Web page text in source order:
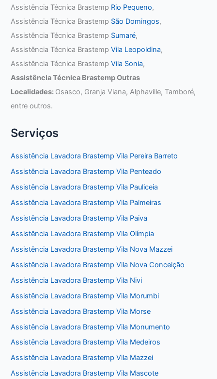
Assistência Técnica Brastemp Rio Pequeno,
Assistência Técnica Brastemp São Domingos,
Assistência Técnica Brastemp Sumaré,
Assistência Técnica BrastempVila Leopoldina,
Assistência Técnica BrastempVila Sonia,
Assistência Técnica Brastemp Outras
Localidades: Osasco, Granja Viana, Alphaville, Tamboré,
entre outros.
Serviços
Assistência Lavadora Brastemp Vila Pereira Barreto
Assistência Lavadora Brastemp Vila Penteado
Assistência Lavadora Brastemp Vila Pauliceia
Assistência Lavadora Brastemp Vila Palmeiras
Assistência Lavadora Brastemp Vila Paiva
Assistência Lavadora Brastemp Vila Olímpia
Assistência Lavadora Brastemp Vila Nova Mazzei
Assistência Lavadora Brastemp Vila Nova Conceição
Assistência Lavadora Brastemp Vila Nivi
Assistência Lavadora Brastemp Vila Morumbi
Assistência Lavadora Brastemp Vila Morse
Assistência Lavadora Brastemp Vila Monumento
Assistência Lavadora Brastemp Vila Medeiros
Assistência Lavadora Brastemp Vila Mazzei
Assistência Lavadora Brastemp Vila Mascote